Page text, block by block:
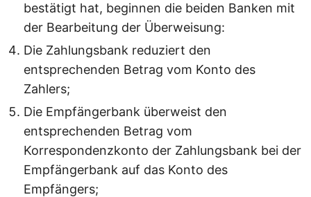
bestätigt hat, beginnen die beiden Banken mit
der Bearbeitung der Überweisung:
Die Zahlungsbank reduziert den
entsprechenden Betrag vom Konto des
Zahlers;
Die Empfängerbank überweist den
entsprechenden Betrag vom
Korrespondenzkonto der Zahlungsbank bei der
Empfängerbank auf das Konto des
Empfängers;